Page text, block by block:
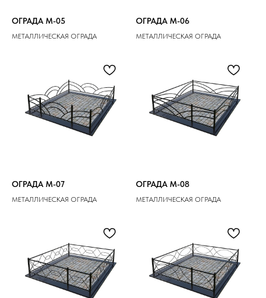
ОГРАДА M-05
МЕТАЛЛИЧЕСКАЯ ОГРАДА
ОГРАДА M-06
МЕТАЛЛИЧЕСКАЯ ОГРАДА
ОГРАДА M-07
МЕТАЛЛИЧЕСКАЯ ОГРАДА
ОГРАДА M-08
МЕТАЛЛИЧЕСКАЯ ОГРАДА